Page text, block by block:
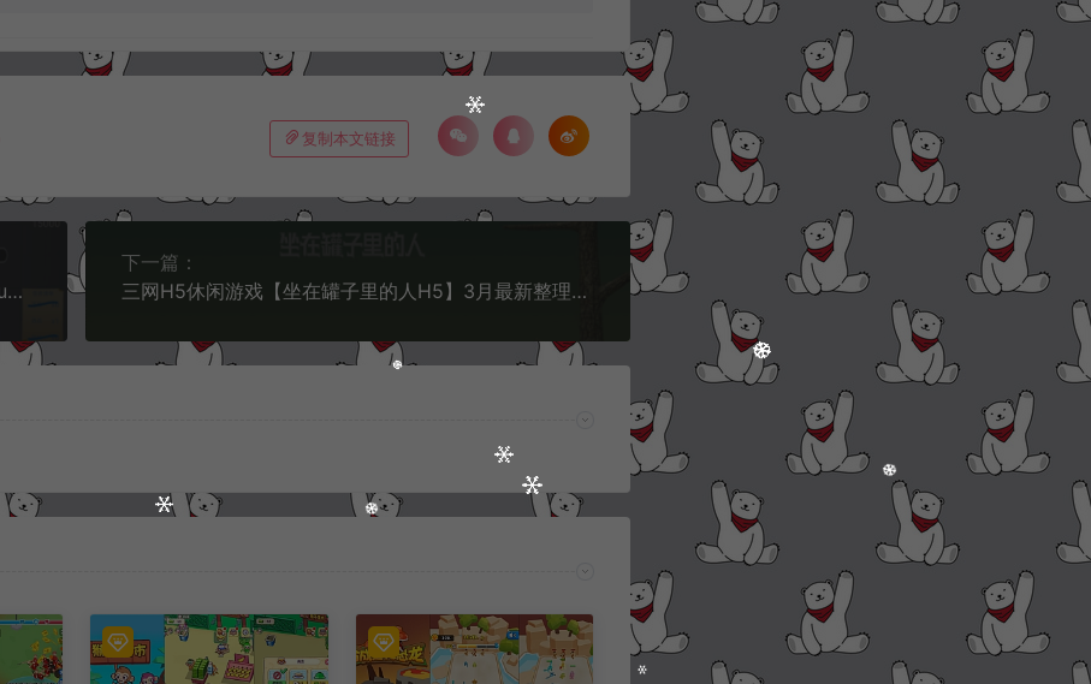
复制本文链接
三网H5休闲游戏【生存冒险记H5】3月最新整理Linux手工服务端+Win一键服务端+解压即玩+简易安卓客户端+详细搭建教程
下一篇：
三网H5休闲游戏【坐在罐子里的人H5】3月最新整理Linux手工服务端+Win一键服务端+解压即玩+详细搭建教程